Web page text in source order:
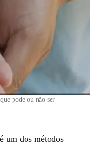
pode ou não ser
é um dos métodos